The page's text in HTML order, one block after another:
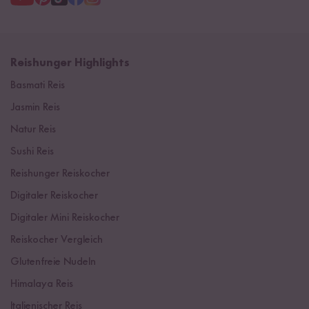
Reishunger Highlights
Basmati Reis
Jasmin Reis
Natur Reis
Sushi Reis
Reishunger Reiskocher
Digitaler Reiskocher
Digitaler Mini Reiskocher
Reiskocher Vergleich
Glutenfreie Nudeln
Himalaya Reis
Italienischer Reis